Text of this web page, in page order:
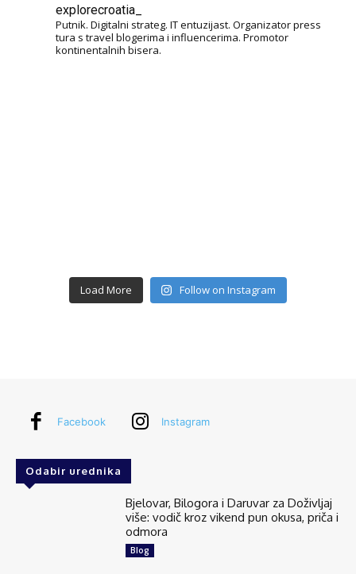
explorecroatia_
Putnik. Digitalni strateg. IT entuzijast. Organizator press
tura s travel blogerima i influencerima. Promotor
kontinentalnih bisera.
Load More Follow on Instagram
Facebook Instagram
Odabir urednika
Bjelovar, Bilogora i Daruvar za Doživljaj
više: vodič kroz vikend pun okusa, priča i
odmora
Blog